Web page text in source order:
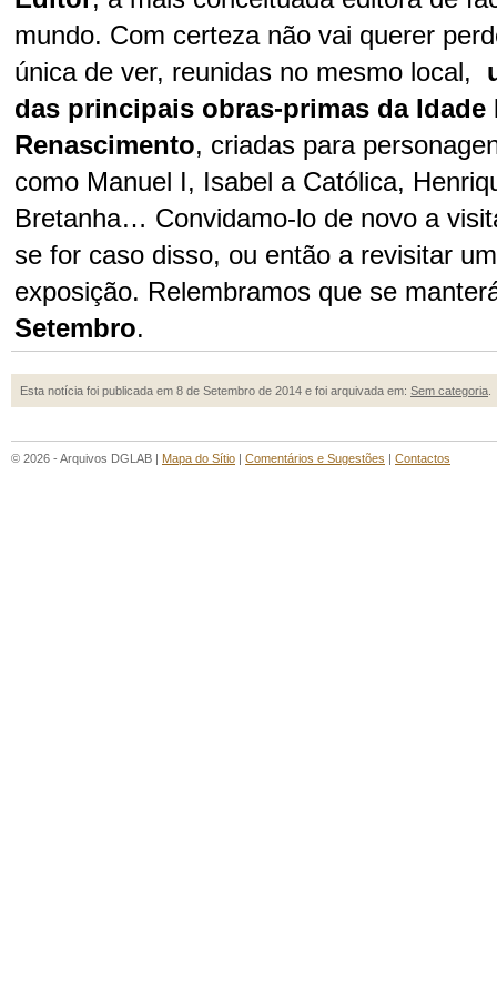
mundo. Com certeza não vai querer
única de ver, reunidas no mesmo local,
das principais obras-primas da Idade
Renascimento, criadas para
como Manuel I, Isabel a Católica,
Bretanha… Convidamo-lo de novo a
se for caso disso, ou então a revisitar
exposição. Relembramos que se
Setembro.
Esta notícia foi publicada em 8 de Setembro de 2014 e foi arquivada em: Sem categoria
© 2026 - Arquivos DGLAB | Mapa do Sítio | Comentários e Sugestões | Contactos